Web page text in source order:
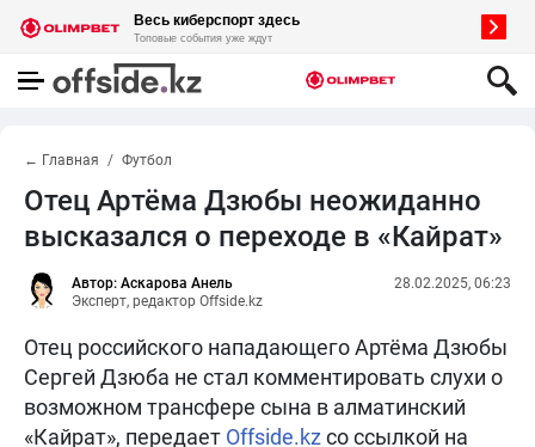
← Главная Футбол
Отец Артёма Дзюбы неожиданно
высказался о переходе в «Кайрат»
Автор: Аскарова Анель
Эксперт, редактор Offside.kz
28.02.2025, 06:23
Отец российского нападающего Артёма Дзюбы
Сергей Дзюба не стал комментировать слухи о
возможном трансфере сына в алматинский
«Кайрат», передает Offside.kz со ссылкой на